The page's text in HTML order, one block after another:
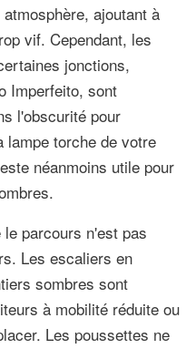
ajoutant à
vif. Cependant, les
jonctions,
Imperfeito, sont
l'obscurité pour
lampe torche de votre
néanmoins utile pour
parcours n'est pas
Les escaliers en
sombres sont
à mobilité réduite ou
Les poussettes ne